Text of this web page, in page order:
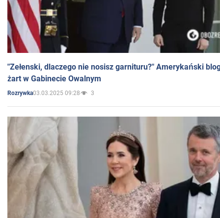
"Zełenski, dlaczego nie nosisz garnituru?" Amerykański
żart w Gabinecie Owalnym
Rozrywka03.03.2025 09:28 3